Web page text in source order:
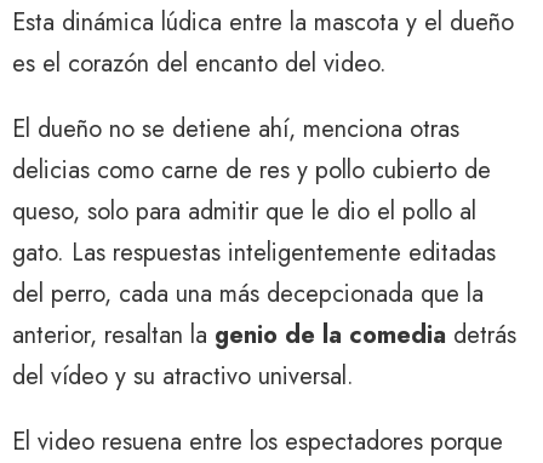
Esta dinámica lúdica entre la mascota y el dueño
es el corazón del encanto del video.
El dueño no se detiene ahí, menciona otras
delicias como carne de res y pollo cubierto de
queso, solo para admitir que le dio el pollo al
gato. Las respuestas inteligentemente editadas
del perro, cada una más decepcionada que la
anterior, resaltan la genio de la comedia detrás
del vídeo y su atractivo universal.
El video resuena entre los espectadores porque